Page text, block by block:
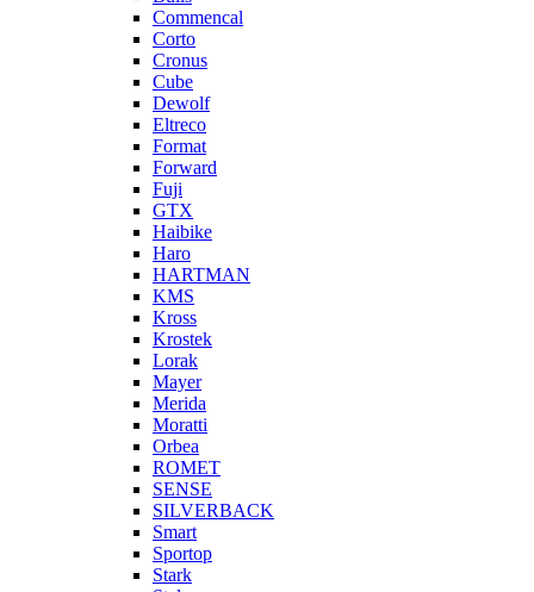
Commencal
Corto
Cronus
Cube
Dewolf
Eltreco
Format
Forward
Fuji
GTX
Haibike
Haro
HARTMAN
KMS
Kross
Krostek
Lorak
Mayer
Merida
Moratti
Orbea
ROMET
SENSE
SILVERBACK
Smart
Sportop
Stark